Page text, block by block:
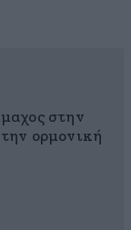
στην
ορμονική